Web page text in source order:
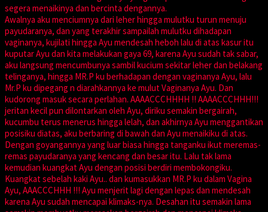
segera menaikinya dan bercinta dengannya.
Awalnya aku menciumnya dari leher hingga mulutku turun menuju
payudaranya, dan yang terakhir sampailah mulutku dihadapan
vaginanya, kujilati hingga Ayu mendesah heboh lalu di atas kasur itu
kuputar Ayu dan kita melakukan gaya 69, karena Ayu sudah tak sabar,
aku langsung mencumbunya sambil kucium sekitar leher dan belakang
telinganya, hingga MR.P ku berhadapan dengan vaginanya Ayu, lalu
Mr.P ku dipegang n diarahkannya ke mulut Vaginanya Ayu. Dan
kudorong masuk secara perlahan. AAAACCCHHHH !! AAAACCCHHH!!!
jeritan kecil pun dilontarkan oleh Ayu, diriku semakin bergairah,
kucumbu terus menerus hingga lelah, dan akhirnya Ayu menggantikan
posisiku diatas, aku berbaring di bawah dan Ayu menaikiku di atas.
Dengan goyangannya yang luar biasa hingga tanganku ikut meremas-
remas payudaranya yang kencang dan besar itu. Lalu tak lama
kemudian kuangkat Ayu dengan posisi berdiri membokongiku.
Kuangkat sebelah kaki Ayu.. dan kumasukkan MR.P ku dalam Vagina
Ayu, AAACCCHHH !!! Ayu menjerit lagi dengan lepas dan mendesah
karena Ayu sudah mencapai klimaks-nya. Desahan itu semakin lama